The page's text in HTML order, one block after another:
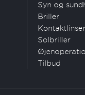
Syn og
Briller
Kontaktlinser
Solbriller
Tilbud